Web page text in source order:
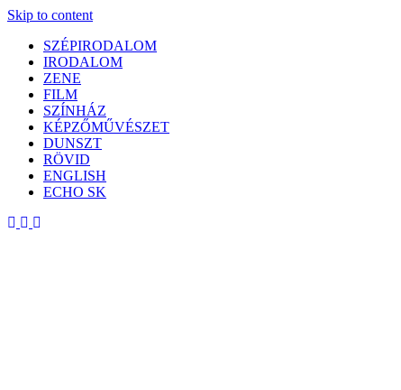
Skip to content
SZÉPIRODALOM
IRODALOM
ZENE
FILM
SZÍNHÁZ
KÉPZŐMŰVÉSZET
DUNSZT
RÖVID
ENGLISH
ECHO SK